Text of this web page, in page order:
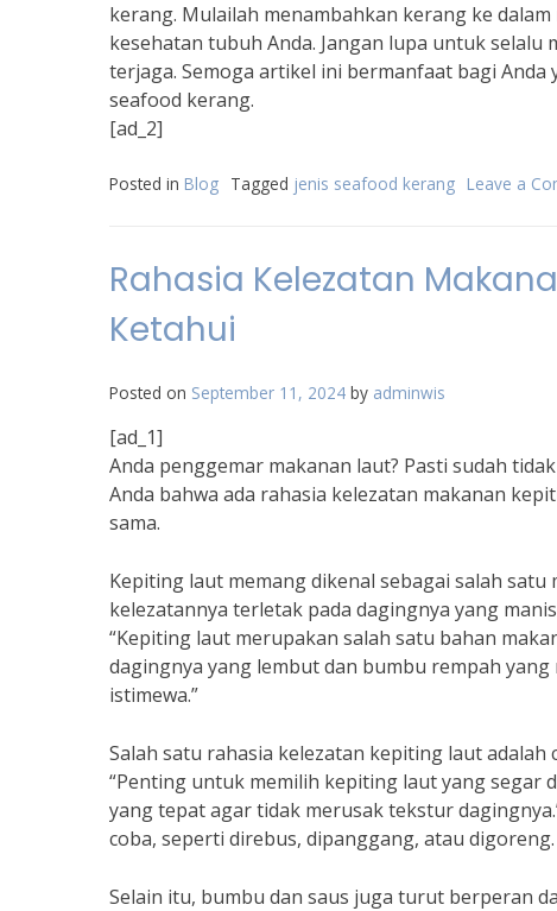
kerang. Mulailah menambahkan kerang ke
kesehatan tubuh Anda. Jangan lupa untuk
terjaga. Semoga artikel ini bermanfaat bagi
seafood kerang.
[ad_2]
Posted in Blog Tagged jenis seafood kerang Leave a
Rahasia Kelezatan
Ketahui
Posted on September 11, 2024 by adminwis
[ad_1]
Anda penggemar makanan laut? Pasti sudah
Anda bahwa ada rahasia kelezatan makanan
sama.
Kepiting laut memang dikenal sebagai salah
kelezatannya terletak pada dagingnya yang
“Kepiting laut merupakan salah satu bahan
dagingnya yang lembut dan bumbu rempah
istimewa.”
Salah satu rahasia kelezatan kepiting laut adalah
“Penting untuk memilih kepiting laut yang segar
yang tepat agar tidak merusak tekstur
coba, seperti direbus, dipanggang, atau digoreng.
Selain itu, bumbu dan saus juga turut berperan